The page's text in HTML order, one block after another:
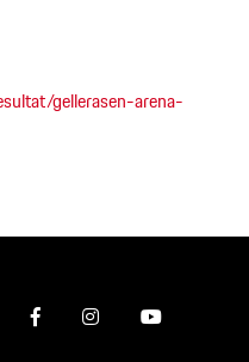
gellerasen-arena-